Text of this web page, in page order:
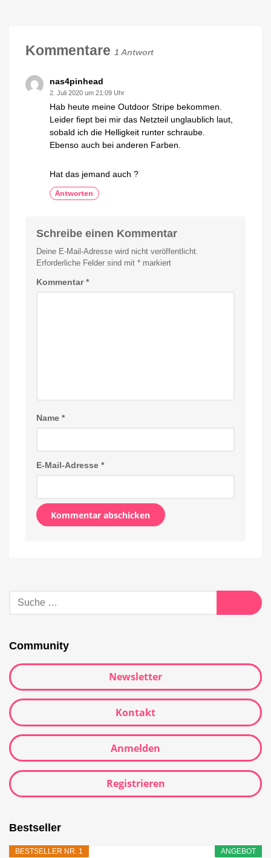
Euro
Kommentare 1 Antwort
nas4pinhead
2. Juli 2020 um 21:09 Uhr
Hab heute meine Outdoor Stripe bekommen.
Leider fiept bei mir das Netzteil unglaublich laut,
sobald ich die Helligkeit runter schraube.
Ebenso auch bei anderen Farben.
Hat das jemand auch ?
Antworten
Schreibe einen Kommentar
Deine E-Mail-Adresse wird nicht veröffentlicht.
Erforderliche Felder sind mit * markiert
Kommentar*
Name *
E-Mail-Adresse *
nach:
Suche
Community
Newsletter
Kontakt
Anmelden
Registrieren
Bestseller
ANGEBOT
BESTSELLER NR. 1